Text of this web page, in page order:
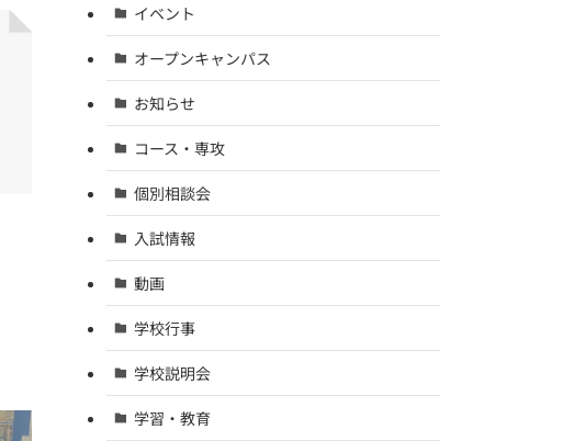
イベント
オープンキャンパス
お知らせ
コース・専攻
個別相談会
入試情報
動画
学校行事
学校説明会
学習・教育